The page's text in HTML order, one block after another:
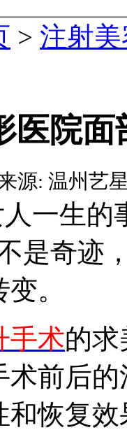
> 注射
医院
源: 温州艺
生的
是奇迹
。
手术的
术前后
和恢复效